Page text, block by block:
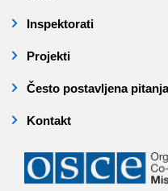
Inspektorati
Projekti
Često postavljena pitanja
Kontakt